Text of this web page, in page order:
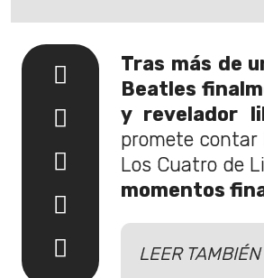
Tras más de
Beatles
y revelador
promete
Los Cuatro de
momentos
LEER TAMBIÉN